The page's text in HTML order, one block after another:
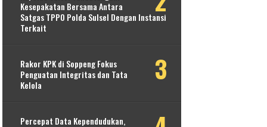
Kesepakatan Bersama Antara
Satgas TPPO Polda Sulsel Dengan Instansi
Terkait
Rakor KPK di Soppeng Fokus
Penguatan Integritas dan Tata
Kelola
Percepat Data Kependudukan,